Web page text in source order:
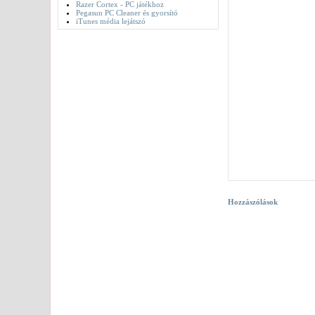
Razer Cortex - PC játékhoz
Pegasun PC Cleaner és gyorsító
iTunes média lejátszó
Hozzászólások